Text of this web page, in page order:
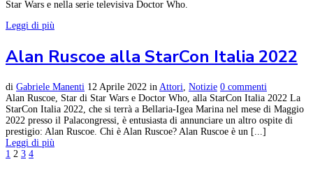
Star Wars e nella serie televisiva Doctor Who.
Leggi di più
Alan Ruscoe alla StarCon Italia 2022
di Gabriele Manenti 12 Aprile 2022 in Attori Notizie 0 commenti
Alan Ruscoe, Star di Star Wars e Doctor Who, alla StarCon Italia 2022 La
StarCon Italia 2022, che si terrà a Bellaria-Igea Marina nel mese di Maggio
2022 presso il Palacongressi, è entusiasta di annunciare un altro ospite di
prestigio: Alan Ruscoe. Chi è Alan Ruscoe? Alan Ruscoe è un [...]
Leggi di più
1 2 3 4